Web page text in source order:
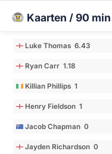
Kaarten / 90 min
Luke Thomas 6.43
Ryan Carr 1.18
Killian Phillips 1
Henry Fieldson 1
Jacob Chapman 0
Jayden Richardson 0